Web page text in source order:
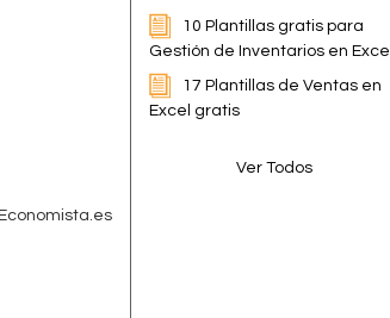
10 Plantillas gratis para
Gestión de Inventarios en Excel
17 Plantillas de Ventas en
Excel gratis
Ver Todos